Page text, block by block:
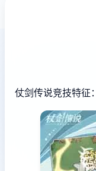
仗剑传说竞技特征：